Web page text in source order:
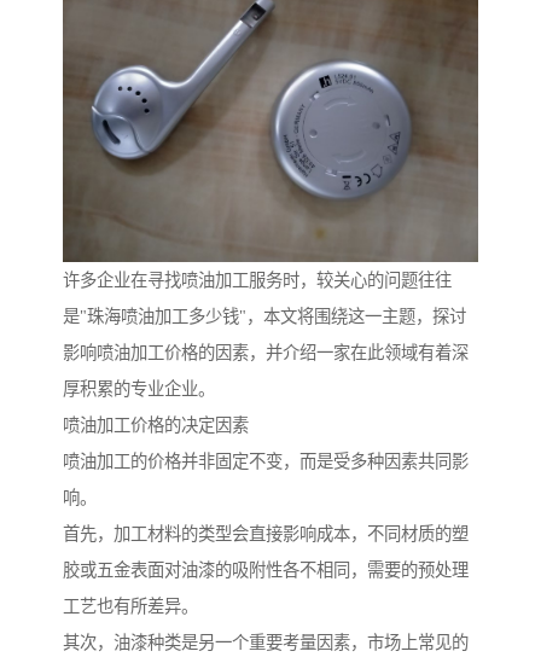
许多企业在寻找喷油加工服务时，较关心的问题往往
是"珠海喷油加工多少钱"，本文将围绕这一主题，探讨
影响喷油加工价格的因素，并介绍一家在此领域有着深
厚积累的专业企业。
喷油加工价格的决定因素
喷油加工的价格并非固定不变，而是受多种因素共同影
响。
首先，加工材料的类型会直接影响成本，不同材质的塑
胶或五金表面对油漆的吸附性各不相同，需要的预处理
工艺也有所差异。
其次，油漆种类是另一个重要考量因素，市场上常见的